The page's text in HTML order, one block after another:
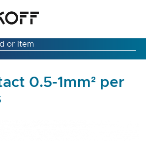
Ga
inhoud
0.5-1mm² per